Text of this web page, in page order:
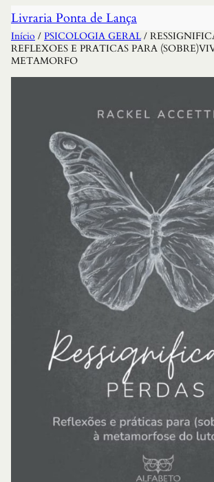
Livraria Ponta de Lança
Início / PSICOLOGIA GERAL/
REFLEXOES E PRATICAS PARA
METAMORFO